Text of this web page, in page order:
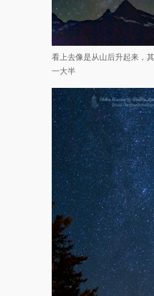
看上去像是从山后升起来，
一大半